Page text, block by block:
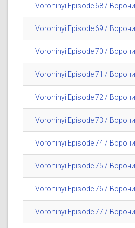
Voroninyi Episode 68 /
Voroninyi Episode 69 /
Voroninyi Episode 70 /
Voroninyi Episode 71 /
Voroninyi Episode 72 /
Voroninyi Episode 73 /
Voroninyi Episode 74 /
Voroninyi Episode 75 /
Voroninyi Episode 76 /
Voroninyi Episode 77 /